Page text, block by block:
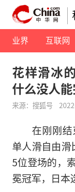
业界 互联网
花样滑冰
什么没人能
来源：搜狐号
在刚刚
单人滑自由
5位登场的，
冕冠军，日本